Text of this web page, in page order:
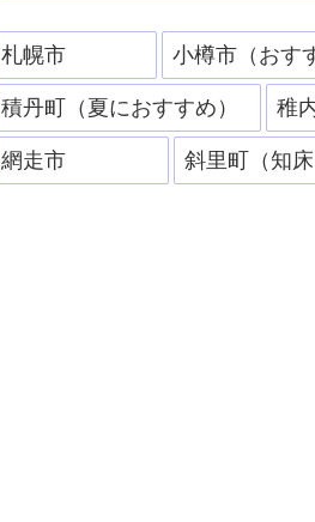
札幌市 小樽市（おす
積丹町（夏におすすめ） 稚
網走市 斜里町（知床